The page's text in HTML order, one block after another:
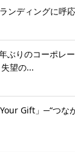
ンディングに呼
ぶりのコーポレ
望の...
Gift」─“つな